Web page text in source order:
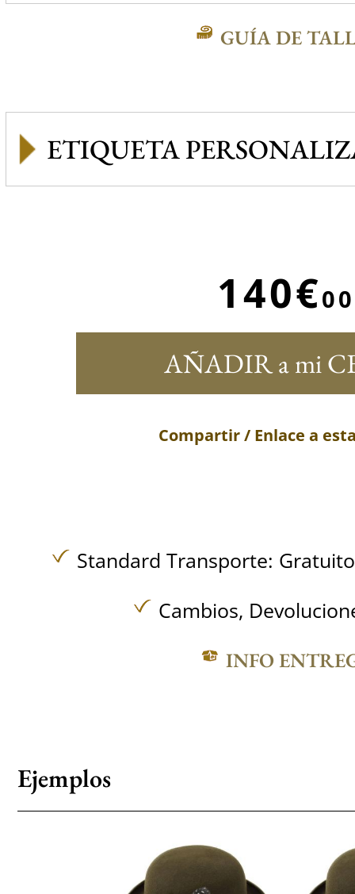
GUÍA DE
ETIQUETA
140€00
AÑADIR a mi
Compartir / Enlace a
Standard Transporte:
Cambios,
INFO
Ejemplos